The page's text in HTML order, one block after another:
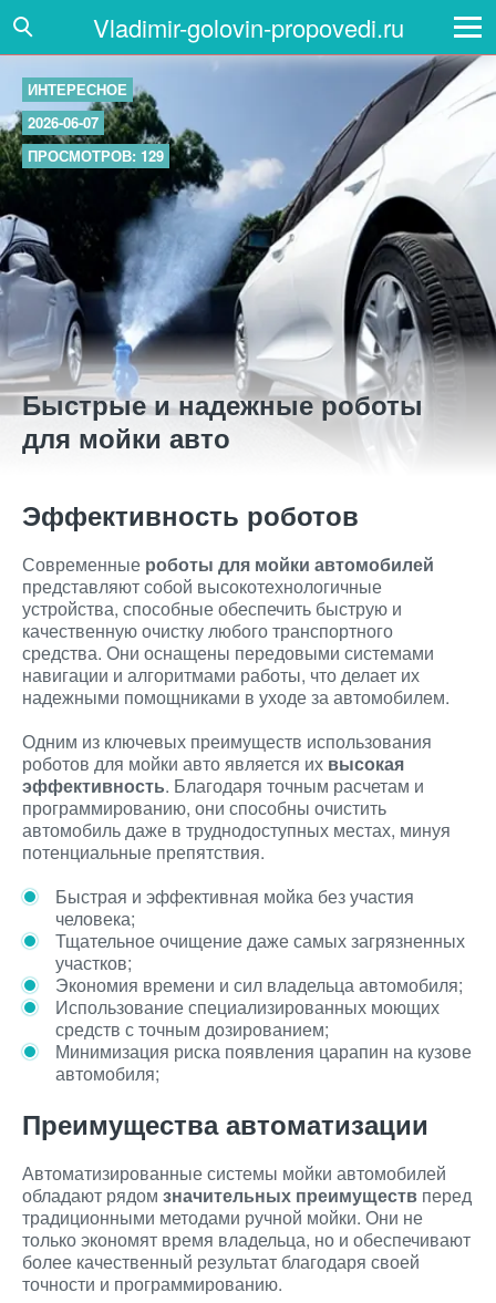
Vladimir-golovin-propovedi.ru
ИНТЕРЕСНОЕ
2026-06-07
ПРОСМОТРОВ: 129
Быстрые и надежные роботы
для мойки авто
Эффективность роботов
Современные роботы для мойки автомобилей
представляют собой высокотехнологичные
устройства, способные обеспечить быструю и
качественную очистку любого транспортного
средства. Они оснащены передовыми системами
навигации и алгоритмами работы, что делает их
надежными помощниками в уходе за автомобилем.
Одним из ключевых преимуществ использования
роботов для мойки авто является их высокая
эффективность. Благодаря точным расчетам и
программированию, они способны очистить
автомобиль даже в труднодоступных местах, минуя
потенциальные препятствия.
Быстрая и эффективная мойка без участия
человека;
Тщательное очищение даже самых загрязненных
участков;
Экономия времени и сил владельца автомобиля;
Использование специализированных моющих
средств с точным дозированием;
Минимизация риска появления царапин на кузове
автомобиля;
Преимущества автоматизации
Автоматизированные системы мойки автомобилей
обладают рядом значительных преимуществ перед
традиционными методами ручной мойки. Они не
только экономят время владельца, но и обеспечивают
более качественный результат благодаря своей
точности и программированию.